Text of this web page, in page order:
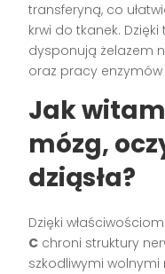
transferyną, co
krwi do tkanek.
dysponują żelazem
oraz pracy
Jak
mózg,
dziąsła?
Dzięki
C chroni struktury
szkodliwymi